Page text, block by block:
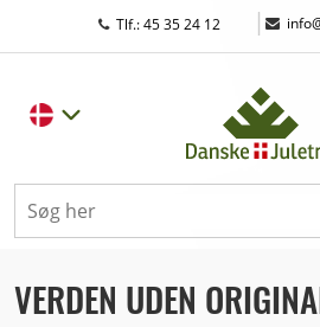
Tlf.: 45 35 24 12 |
VERDEN UDEN